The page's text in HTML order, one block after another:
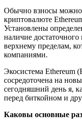
Обычно взносы можно
криптовалюте
Установлены
наличие
верхнему пределам,
компаниями.
Экосистема Ethereum
сосредоточена на
сегодняшний день я,
перед биткойном и
Каковы основные